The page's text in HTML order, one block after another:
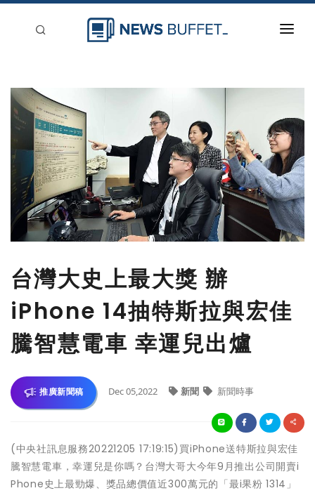
新聞稿分類
登入
刊登
台灣大史上最大獎 辦
iPhone 14抽特斯拉與宏佳
騰智慧電車 幸運兒出爐
推廣新聞稿 Dec 05,2022 新聞 新聞時事
(中央社訊息服務20221205 17:19:15)買iPhone送特斯拉與宏佳
騰智慧電車，幸運兒是你嗎？台灣大哥大今年9月推出公司開賣i
Phone史上最勁爆、獎品總價值近300萬元的「最i果粉 1314」